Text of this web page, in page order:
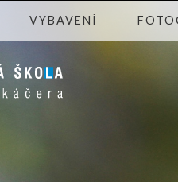
VYBAVENÍ